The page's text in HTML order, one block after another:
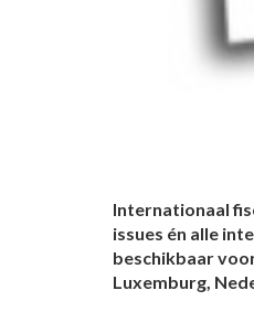
Internationaal
issues én alle
beschikbaar
Luxemburg,